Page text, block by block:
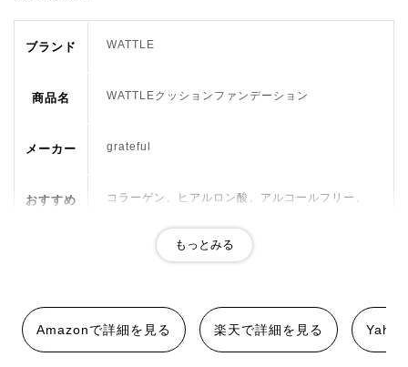
ブランド WATTLE
商品名 WATTLEクッションファンデーション
メーカー grateful
おすすめ
コラーゲン、ヒアルロン酸、アルコールフリー、
水、シクロペンタシロキサン、ジフェニルシロキ
シフェニルトリメチコン、グリセリン、PEG-10ジ
Amazonで詳細を見る 楽天で詳細を見る